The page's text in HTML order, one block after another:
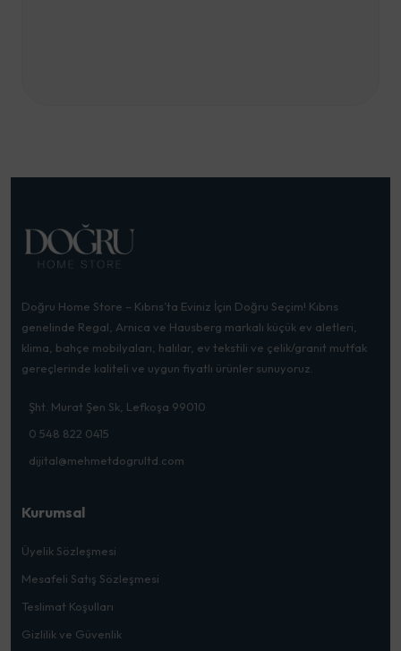
Doğru Home Store – Kıbrıs’ta Eviniz İçin Doğru Seçim! Kıbrıs
genelinde Regal, Arnica ve Hausberg markalı küçük ev aletleri,
klima, bahçe mobilyaları, halılar, ev tekstili ve çelik/granit mutfak
gereçlerinde kaliteli ve uygun fiyatlı ürünler sunuyoruz.
Şht. Murat Şen Sk, Lefkoşa 99010
0 548 822 0415
dijital@mehmetdogrultd.com
Kurumsal
Üyelik Sözleşmesi
Mesafeli Satış Sözleşmesi
Teslimat Koşulları
Gizlilik ve Güvenlik